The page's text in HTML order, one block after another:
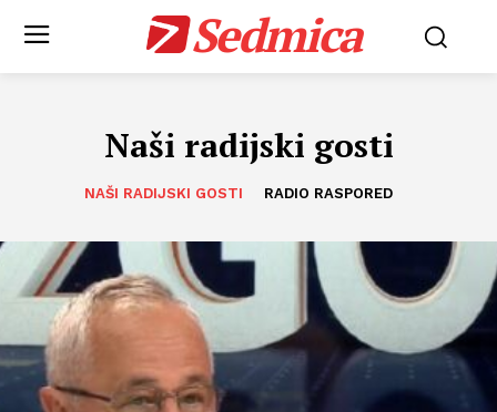
Sedmica
Naši radijski gosti
NAŠI RADIJSKI GOSTI RADIO RASPORED